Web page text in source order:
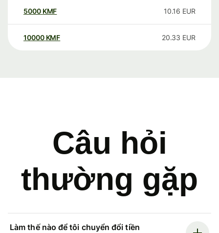
5000 KMF 10.16 EUR
10000 KMF 20.33 EUR
Câu hỏi
thường gặp
Làm thế nào để tôi chuyển đổi tiền